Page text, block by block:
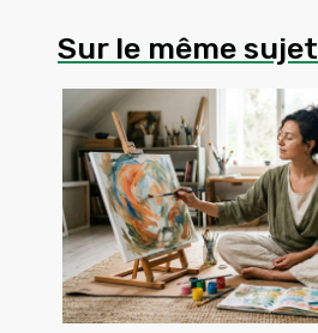
Sur le même sujet